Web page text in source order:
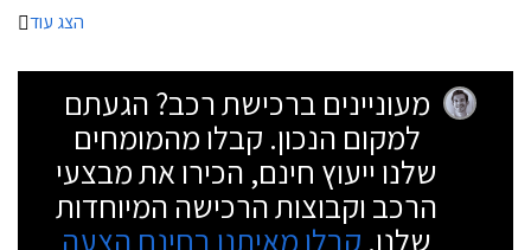
הצג עוד
מעוניינים ברכישת רכב? הגעתם
למקום הנכון. קבלו מהמומחים
שלנו ייעוץ חינם, הכירו את מבצעי
הרכב וקבוצות הרכישה המיוחדות
שלנו. קבלו מאיתנו בחינם הצעה